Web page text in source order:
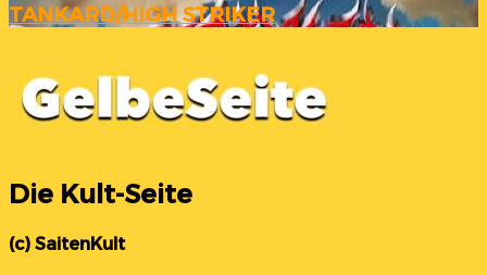
TANKARD/HIGH STRIKER
Die Kult-Seite
(c) SaitenKult